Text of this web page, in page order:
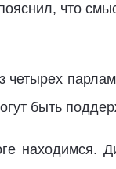
что
быть
находимся.